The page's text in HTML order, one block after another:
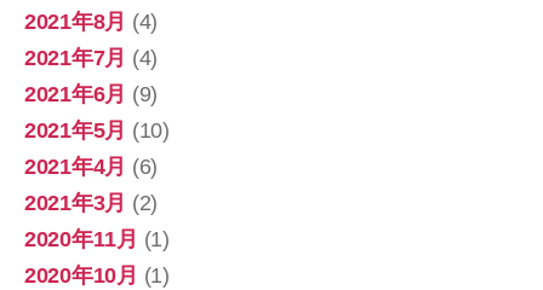
2021年8月 (4)
2021年7月 (4)
2021年6月 (9)
2021年5月 (10)
2021年4月 (6)
2021年3月 (2)
2020年11月 (1)
2020年10月 (1)